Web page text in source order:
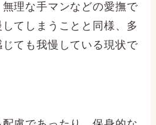
理な手マンなどの愛撫で
てしまうことと同様、多
ても我慢している現状で